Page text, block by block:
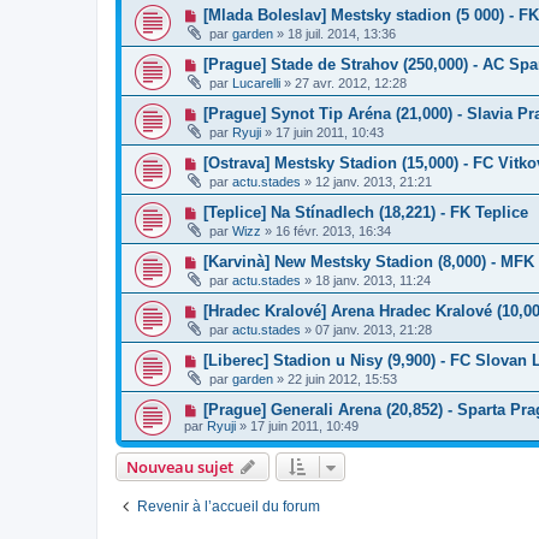
[Mlada Boleslav] Mestsky stadion (5 000) -
par garden » 18 juil. 2014, 13:36
[Prague] Stade de Strahov (250,000) - AC
par Lucarelli » 27 avr. 2012, 12:28
[Prague] Synot Tip Aréna (21,000) - Slavia
par Ryuji » 17 juin 2011, 10:43
[Ostrava] Mestsky Stadion (15,000) - FC
par actu.stades » 12 janv. 2013, 21:21
[Teplice] Na Stínadlech (18,221) - FK Teplice
par Wizz » 16 févr. 2013, 16:34
[Karvinà] New Mestsky Stadion (8,000) -
par actu.stades » 18 janv. 2013, 11:24
[Hradec Kralové] Arena Hradec Kralové
par actu.stades » 07 janv. 2013, 21:28
[Liberec] Stadion u Nisy (9,900) - FC Slovan
par garden » 22 juin 2012, 15:53
[Prague] Generali Arena (20,852) - Sparta
par Ryuji » 17 juin 2011, 10:49
Nouveau sujet
Revenir à l’accueil du forum